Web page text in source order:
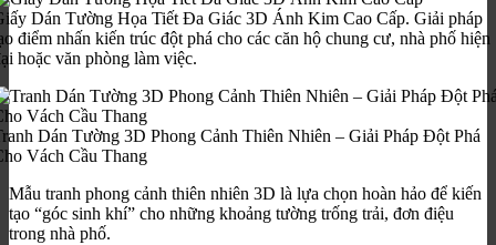
Dán Tường Họa Tiết Đa Giác 3D Ánh Kim Cao Cấp. Giải pháp
điểm nhấn kiến trúc đột phá cho các căn hộ chung cư, nhà phố hiện
hoặc văn phòng làm việc.
Dán Tường 3D Phong Cảnh Thiên Nhiên – Giải Pháp Đột Phá
Vách Cầu Thang
Mẫu tranh phong cảnh thiên nhiên 3D là lựa chọn hoàn hảo để kiến
tạo “góc sinh khí” cho những khoảng tường trống trải, đơn điệu
trong nhà phố.